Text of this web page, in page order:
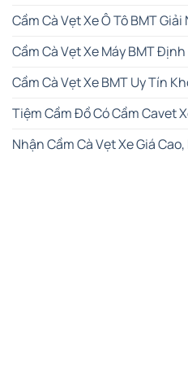
Cầm Cà Vẹt Xe Ô Tô BMT
Cầm Cà Vẹt Xe Máy BMT
Cầm Cà Vẹt Xe BMT Uy Tín
Tiệm Cầm Đồ Có Cầm Cavet
Nhận Cầm Cà Vẹt Xe Giá